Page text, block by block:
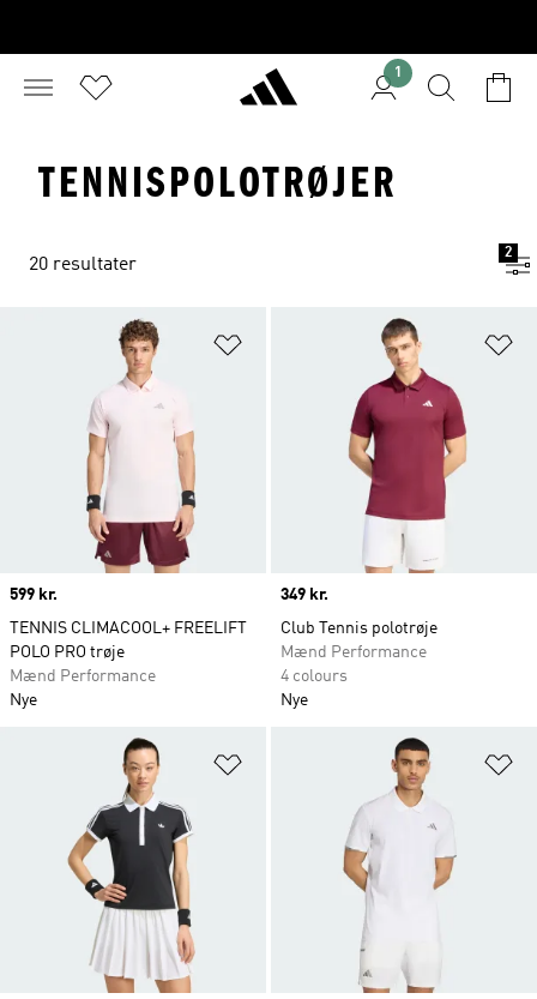
1
TENNISPOLOTRØJER
20 resultater
2
Føj til ønskeliste
Price
599 kr.
TENNIS CLIMACOOL+ FREELIFT
POLO PRO trøje
Mænd Performance
Nye
Price
349 kr.
Club Tennis polotrøje
Mænd Performance
4 colours
Nye